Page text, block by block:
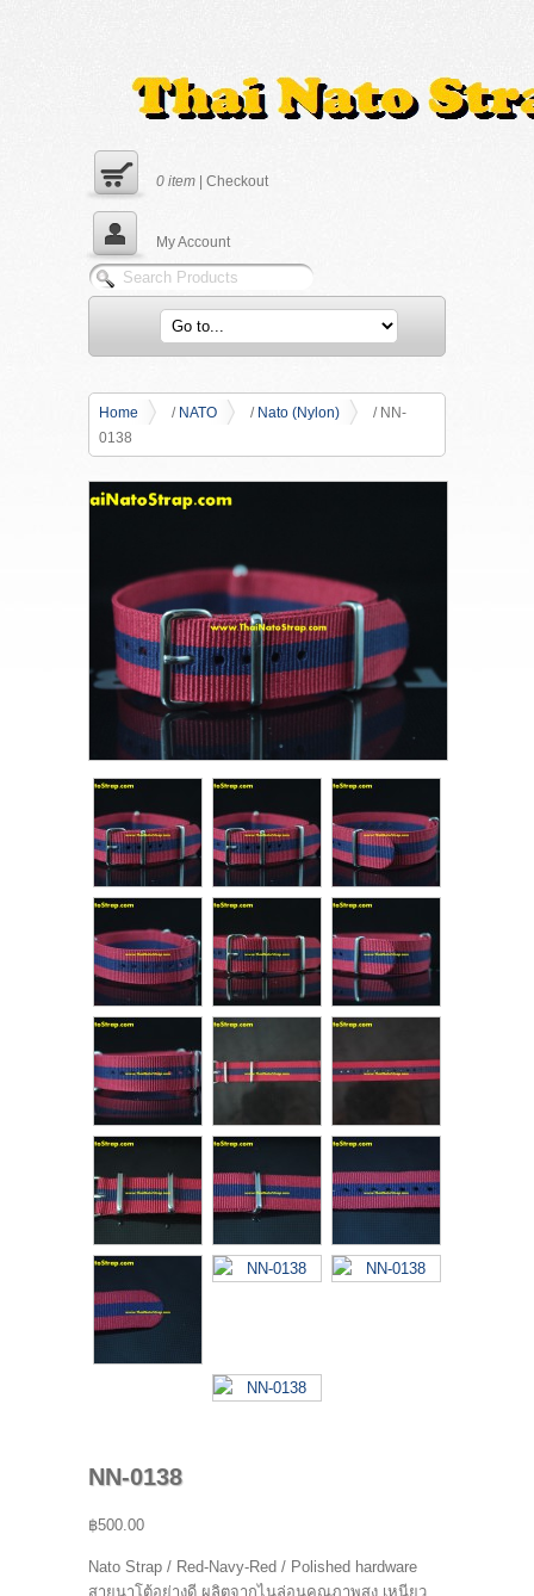
0 item | Checkout
My Account
Home / NATO / Nato (Nylon)
/ NN-
0138
NN-0138
฿500.00
Nato Strap / Red-Navy-Red / Polished hardware
สายนาโต้อย่างดี ผลิตจากไนล่อนคุณภาพสูง เหนียว